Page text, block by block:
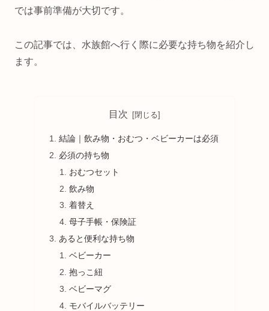
では事前準備が大切です。
この記事では、水族館へ行く際に必要な持ち物を紹介し
ます。
目次
結論｜飲み物・おむつ・ベビーカーは必須
必須の持ち物
おむつセット
飲み物
着替え
母子手帳・保険証
あると便利な持ち物
ベビーカー
抱っこ紐
ベビーマグ
モバイルバッテリー